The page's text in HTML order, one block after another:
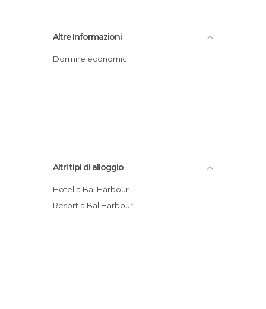
Altre Informazioni
Dormire economici
Altri tipi di alloggio
Hotel a Bal Harbour
Resort a Bal Harbour